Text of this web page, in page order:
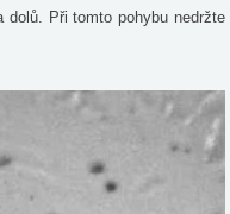
dolů. Při tomto pohybu nedržte